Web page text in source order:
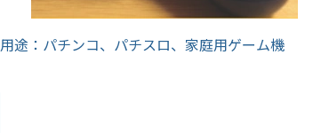
用途：パチンコ、パチスロ、家庭用ゲーム機